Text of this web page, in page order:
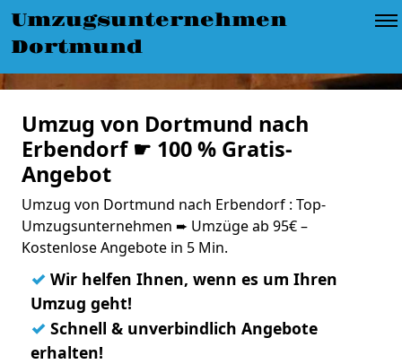
Umzugsunternehmen
Dortmund
Umzug von Dortmund nach
Erbendorf ☛ 100 % Gratis-
Angebot
Umzug von Dortmund nach Erbendorf : Top-
Umzugsunternehmen ➨ Umzüge ab 95€ –
Kostenlose Angebote in 5 Min.
✓ Wir helfen Ihnen, wenn es um Ihren
Umzug geht!
✓ Schnell & unverbindlich Angebote
erhalten!